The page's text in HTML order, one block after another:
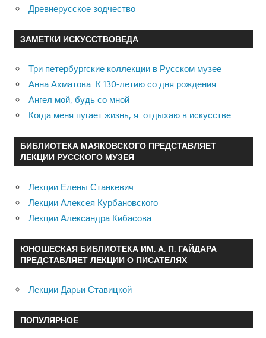
Древнерусское зодчество
ЗАМЕТКИ ИСКУССТВОВЕДА
Три петербургские коллекции в Русском музее
Анна Ахматова. К 130-летию со дня рождения
Ангел мой, будь со мной
Когда меня пугает жизнь, я отдыхаю в искусстве …
БИБЛИОТЕКА МАЯКОВСКОГО ПРЕДСТАВЛЯЕТ
ЛЕКЦИИ РУССКОГО МУЗЕЯ
Лекции Елены Станкевич
Лекции Алексея Курбановского
Лекции Александра Кибасова
ЮНОШЕСКАЯ БИБЛИОТЕКА ИМ. А. П. ГАЙДАРА
ПРЕДСТАВЛЯЕТ ЛЕКЦИИ О ПИСАТЕЛЯХ
Лекции Дарьи Ставицкой
ПОПУЛЯРНОЕ